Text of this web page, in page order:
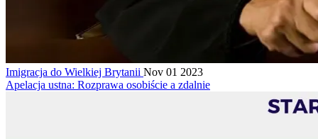
Imigracja do Wielkiej Brytanii Nov 01 2023
Apelacja ustna: Rozprawa osobiście a zdalnie